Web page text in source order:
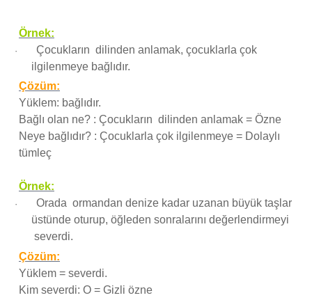
Örnek:
·
Çocukların dilinden anlamak, çocuklarla çok
ilgilenmeye bağlıdır.
Çözüm:
Yüklem: bağlıdır.
Bağlı olan ne? : Çocukların dilinden anlamak = Özne
Neye bağlıdır? : Çocuklarla çok ilgilenmeye = Dolaylı
tümleç
Örnek:
·
Orada ormandan denize kadar uzanan büyük taşlar
üstünde oturup, öğleden sonralarını değerlendirmeyi
severdi.
Çözüm:
Yüklem = severdi.
Kim severdi: O = Gizli özne